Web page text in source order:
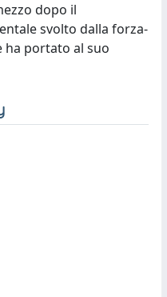
dopo il
svolto dalla forza-
ha portato al suo